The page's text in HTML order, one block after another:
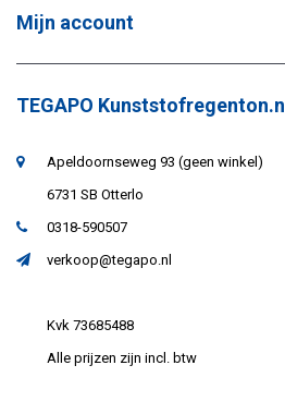
Mijn account
TEGAPO Kunststofregenton.nl
Apeldoornseweg 93 (geen winkel)
6731 SB Otterlo
0318-590507
verkoop@tegapo.nl
Kvk 73685488
Alle prijzen zijn incl. btw